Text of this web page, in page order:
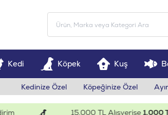
Kedi Köpek Kuş
Kedinize Özel Köpeğinize Özel
15.000 TL Alışverişe1.000 TL